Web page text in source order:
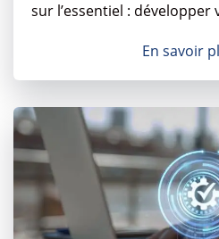
sur l’essentiel : développer
En savoir